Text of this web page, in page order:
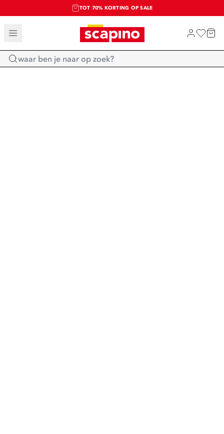
TOT 70% KORTING OP SALE
SALE: LAATSTE KANS!
SHOP NIEUW
Home